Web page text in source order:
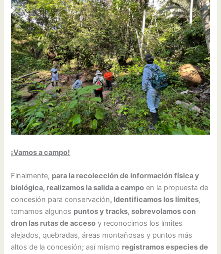
¡Vamos a campo!
Finalmente, para la recolección de información física y
biológica, realizamos la salida a campo en la propuesta de
concesión para conservación, Identificamos los límites,
tomamos algunos puntos y tracks, sobrevolamos con
dron las rutas de acceso y reconocimos los límites
alejados, quebradas, áreas montañosas y puntos más
altos de la concesión; así mismo registramos especies de